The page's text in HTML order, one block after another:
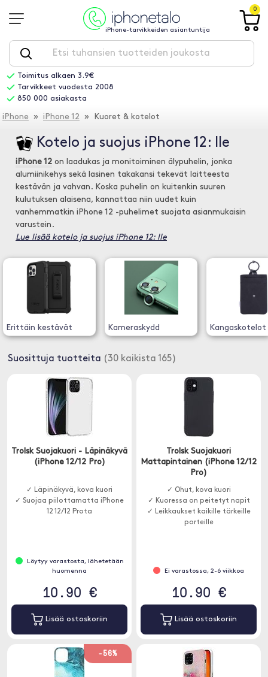
iPhone-tarvikkeiden asiantuntija
0
Toimitus alkaen 3.9€
Tarvikkeet vuodesta 2008
850 000 asiakasta
iPhone » iPhone 12 » Kuoret & kotelot
Kotelo ja suojus iPhone 12: lle
iPhone 12 on laadukas ja monitoiminen älypuhelin, jonka
alumiinikehys sekä lasinen takakansi tekevät laitteesta
kestävän ja vahvan. Koska puhelin on kuitenkin suuren
kulutuksen alaisena, kannattaa niin uudet kuin
vanhemmatkin iPhone 12 -puhelimet suojata asianmukaisin
varustein.
Lue lisää kotelo ja suojus iPhone 12: lle
Erittäin kestävät Kameraskydd Kangaskotelot
Suosittuja tuotteita (30 kaikista 165)
Trolsk Suojakuori - Läpinäkyvä
(iPhone 12/12 Pro)
✓ Läpinäkyvä, kova kuori
✓ Suojaa piilottamatta iPhone
12 12/12 Prota
Löytyy varastosta, lähetetään
huomenna
10.90 €
Lisää ostoskoriin
Trolsk Suojakuori
Mattapintainen (iPhone 12/12
Pro)
✓ Ohut, kova kuori
✓ Kuoressa on peitetyt napit
✓ Leikkaukset kaikille tärkeille
porteille
Ei varastossa, 2-6 viikkoa
10.90 €
Lisää ostoskoriin
-56%